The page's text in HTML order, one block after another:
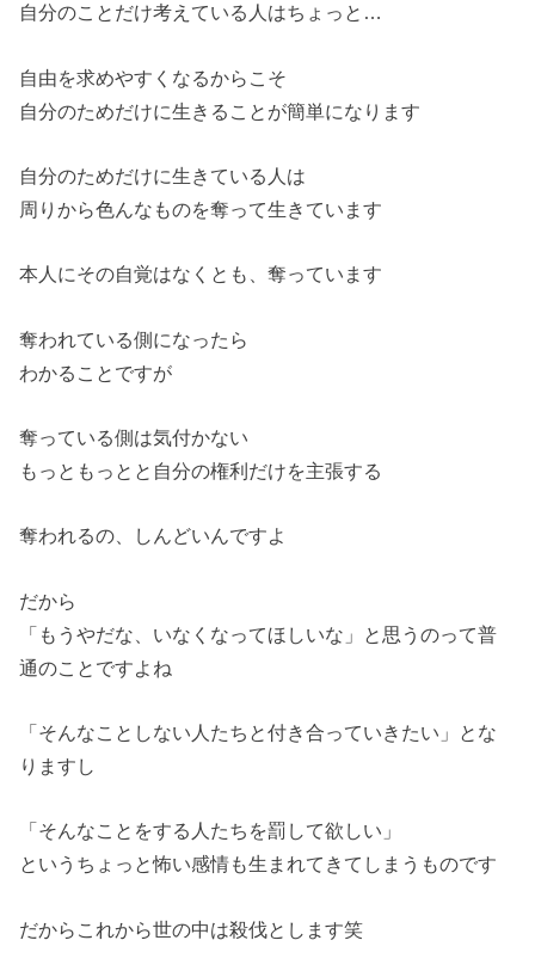
自分のことだけ考えている人はちょっと…
自由を求めやすくなるからこそ
自分のためだけに生きることが簡単になります
自分のためだけに生きている人は
周りから色んなものを奪って生きています
本人にその自覚はなくとも、奪っています
奪われている側になったら
わかることですが
奪っている側は気付かない
もっともっとと自分の権利だけを主張する
奪われるの、しんどいんですよ
だから
「もうやだな、いなくなってほしいな」と思うのって普
通のことですよね
「そんなことしない人たちと付き合っていきたい」とな
りますし
「そんなことをする人たちを罰して欲しい」
というちょっと怖い感情も生まれてきてしまうものです
だからこれから世の中は殺伐とします笑